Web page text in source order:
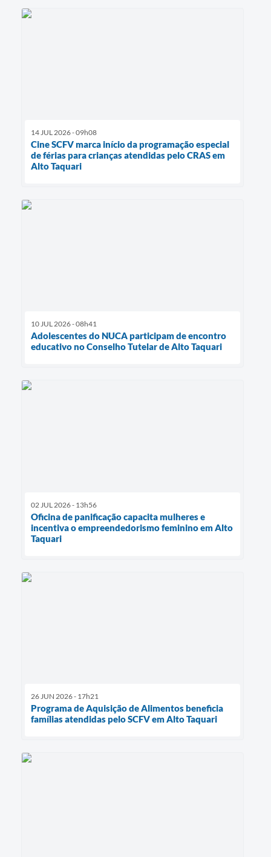
14 JUL 2026 - 09h08
Cine SCFV marca início da programação especial
de férias para crianças atendidas pelo CRAS em
Alto Taquari
10 JUL 2026 - 08h41
Adolescentes do NUCA participam de encontro
educativo no Conselho Tutelar de Alto Taquari
02 JUL 2026 - 13h56
Oficina de panificação capacita mulheres e
incentiva o empreendedorismo feminino em Alto
Taquari
26 JUN 2026 - 17h21
Programa de Aquisição de Alimentos beneficia
famílias atendidas pelo SCFV em Alto Taquari